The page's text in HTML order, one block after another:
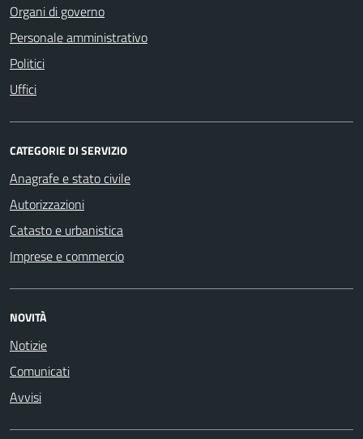
Organi di governo
Personale amministrativo
Politici
Uffici
CATEGORIE DI SERVIZIO
Anagrafe e stato civile
Autorizzazioni
Catasto e urbanistica
Imprese e commercio
NOVITÀ
Notizie
Comunicati
Avvisi